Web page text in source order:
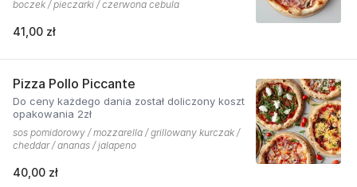
boczek / pieczarki / czerwona cebula
41,00 zł
Pizza Pollo Piccante
Do ceny każdego dania został doliczony koszt
opakowania 2zł
sos pomidorowy / mozzarella / grillowany kurczak /
cheddar / ananas / jalapeno
40,00 zł